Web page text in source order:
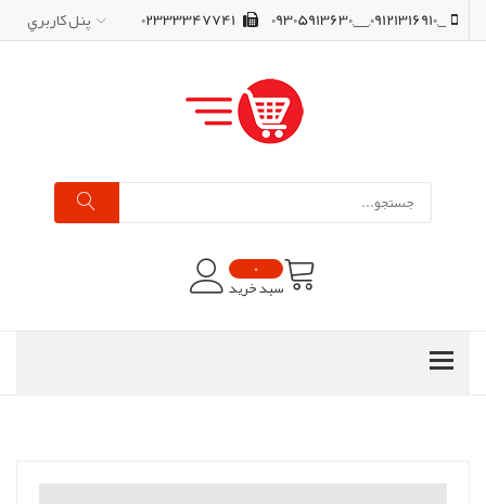
_,09121316910,__,09305913630 پنل کاربري
0
سبد خرید